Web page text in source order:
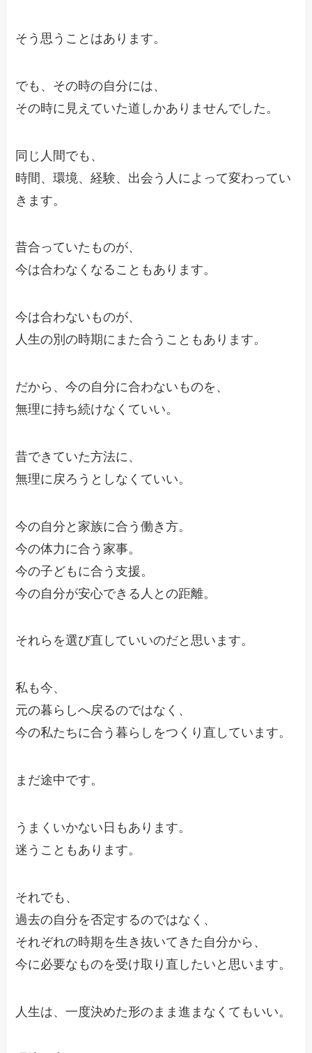
そう思うことはあります。
でも、その時の自分には、
その時に見えていた道しかありませんでした。
同じ人間でも、
時間、環境、経験、出会う人によって変わってい
きます。
昔合っていたものが、
今は合わなくなることもあります。
今は合わないものが、
人生の別の時期にまた合うこともあります。
だから、今の自分に合わないものを、
無理に持ち続けなくていい。
昔できていた方法に、
無理に戻ろうとしなくていい。
今の自分と家族に合う働き方。
今の体力に合う家事。
今の子どもに合う支援。
今の自分が安心できる人との距離。
それらを選び直していいのだと思います。
私も今、
元の暮らしへ戻るのではなく、
今の私たちに合う暮らしをつくり直しています。
まだ途中です。
うまくいかない日もあります。
迷うこともあります。
それでも、
過去の自分を否定するのではなく、
それぞれの時期を生き抜いてきた自分から、
今に必要なものを受け取り直したいと思います。
人生は、一度決めた形のまま進まなくてもいい。